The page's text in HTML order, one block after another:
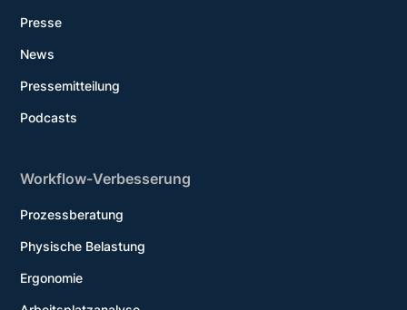
Presse
News
Pressemitteilung
Podcasts
Workflow-Verbesserung
Prozessberatung
Physische Belastung
Ergonomie